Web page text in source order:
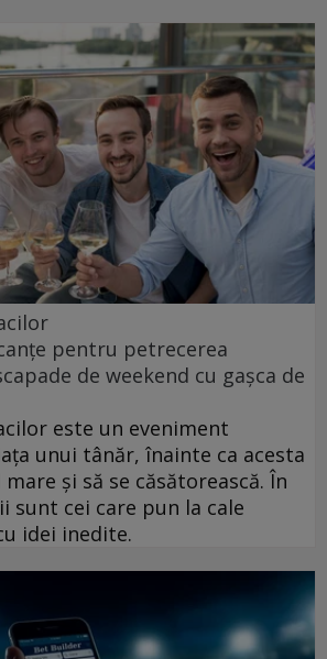
pentru petrecerea
de weekend cu gașca de
este un eveniment
unui tânăr, înainte ca acesta
și să se căsătorească. În
sunt cei care pun la cale
idei inedite.